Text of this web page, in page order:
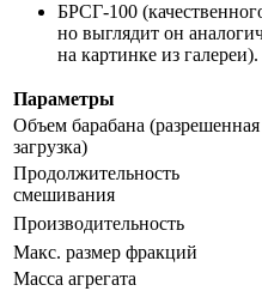
БРСГ-100
но выглядит он
на картинке из галереи).
Параметры
Объем барабана (разрешенная
загрузка)
Продолжительность
смешивания
Производительность
Макс. размер фракций
Масса агрегата